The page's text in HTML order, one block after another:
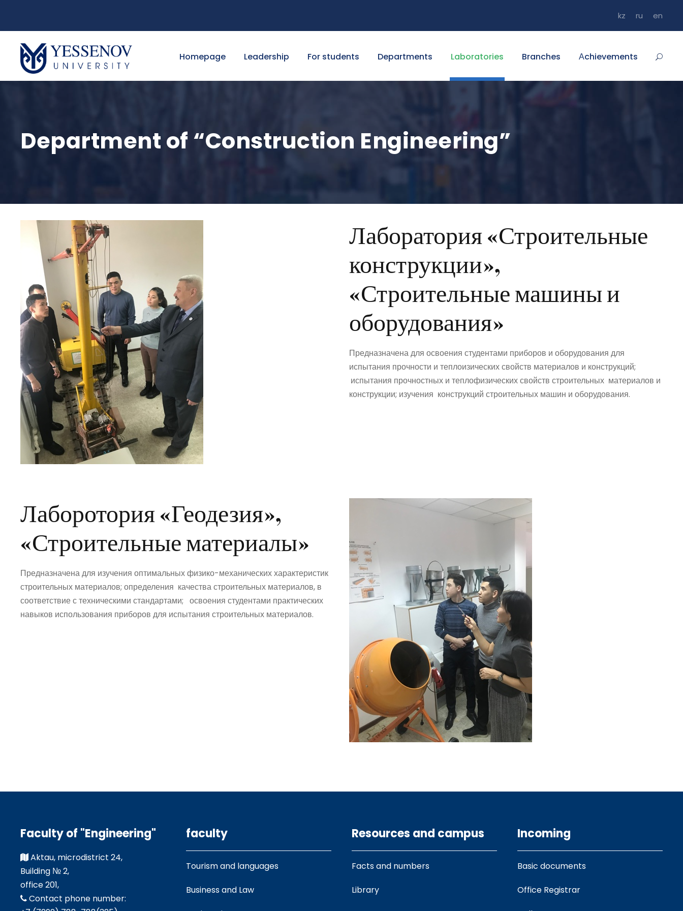
kz ru en
Homepage Leadership For students Departments Laboratories Branches Аchievements
Department of “Construction Engineering”
Лаборатория «Строительные
конструкции»,
«Строительные машины и
оборудования»
Предназначена для освоения студентами приборов и оборудования для
испытания прочности и теплоизических свойств материалов и конструкций;
испытания прочностных и теплофизических свойств строительных материалов и
конструкции; изучения конструкций строительных машин и оборудования.
Лаборотория «Геодезия»,
«Строительные материалы»
Предназначена для изучения оптимальных физико-механических характеристик
строительных материалов; определения качества строительных материалов, в
соответствие с техническими стандартами; освоения студентами практических
навыков использования приборов для испытания строительных материалов.
Faculty of "Engineering"
Aktau, microdistrict 24,
Building № 2,
office 201,
Contact phone number:
faculty
Tourism and languages
Business and Law
Resources and campus
Facts and numbers
Library
Incoming
Basic documents
Office Registrar